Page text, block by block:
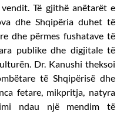
Të gjithë anëtarët e
dhe Shqipëria duhet të
dhe përmes fushatave të
publike dhe digjitale të
Dr. Kanushi theksoi
të Shqipërisë dhe
fetare, mikpritja, natyra
ndau një mendim të